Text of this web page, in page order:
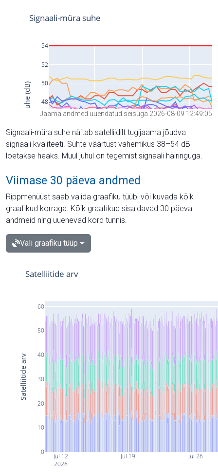
Jaama andmed uuendatud seisuga 2026-08-09 12:49:05
Signaali-müra suhe näitab satelliidilt tugijaama jõudva
signaali kvaliteeti. Suhte väärtust vahemikus 38–54 dB
loetakse heaks. Muul juhul on tegemist signaali häiringuga.
Viimase 30 päeva andmed
Rippmenüüst saab valida graafiku tüübi või kuvada kõik
graafikud korraga. Kõik graafikud sisaldavad 30 päeva
andmeid ning uuenevad kord tunnis.
Vali graafiku tüüp
Jul 12
2026
Jul 19 Jul 26
0
10
20
30
40
50
60
Satelliitide arv
Satelliitide arv